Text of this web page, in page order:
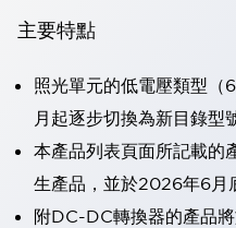
主要特點
照光單元的低電壓類型
月起逐步切換為新目錄型
本產品列表頁面所記載的
生產品，並於2026年6月
附DC-DC轉換器的產品